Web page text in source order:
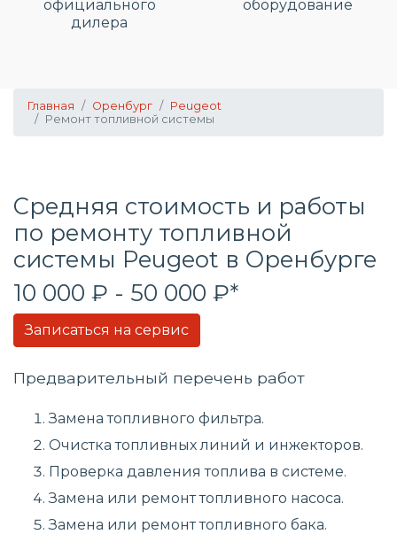
официального
дилера
оборудование
Главная Оренбург
Peugeot
Ремонт топливной системы
Средняя стоимость и работы
по ремонту топливной
системы Peugeot в Оренбурге
10 000 ₽ - 50 000 ₽*
Записаться на сервис
Предварительный перечень работ
Замена топливного фильтра.
Очистка топливных линий и инжекторов.
Проверка давления топлива в системе.
Замена или ремонт топливного насоса.
Замена или ремонт топливного бака.